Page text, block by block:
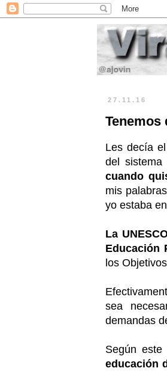
27.11.16
Tenemos
Les decía
del
cuando
mis
yo estaba
La
Educación
los
sea
demandas
Según
educación